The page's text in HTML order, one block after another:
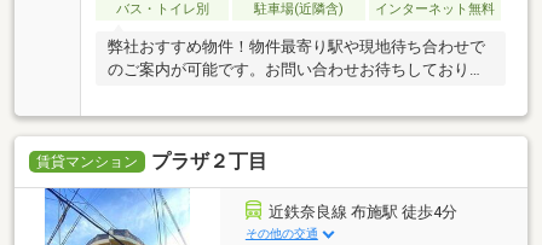
バス・トイレ別
駐車場(近隣含) インターネット無料
弊社おすすめ物件！物件最寄り駅や現地待ち合わせで
のご案内が可能です。お問い合わせお待ちしておりま
賃貸マンション プラザ２丁目
近鉄奈良線 布施駅 徒歩4分
その他の交通